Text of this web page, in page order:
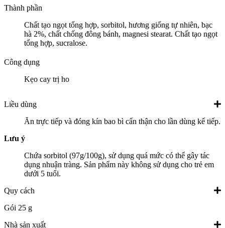
Thành phần
Chất tạo ngọt tổng hợp, sorbitol, hương giống tự nhiên, bạc
hà 2%, chất chống đông bánh, magnesi stearat. Chất tạo ngọt
tổng hợp, sucralose.
Công dụng
Kẹo cay trị ho
Liều dùng
Ăn trực tiếp và đóng kín bao bì cẩn thận cho lần dùng kế tiếp.
Lưu ý
Chứa sorbitol (97g/100g), sử dụng quá mức có thể gây tác
dụng nhuận tràng. Sản phẩm này không sử dụng cho trẻ em
dưới 5 tuổi.
Quy cách
Gói 25 g
Nhà sản xuất